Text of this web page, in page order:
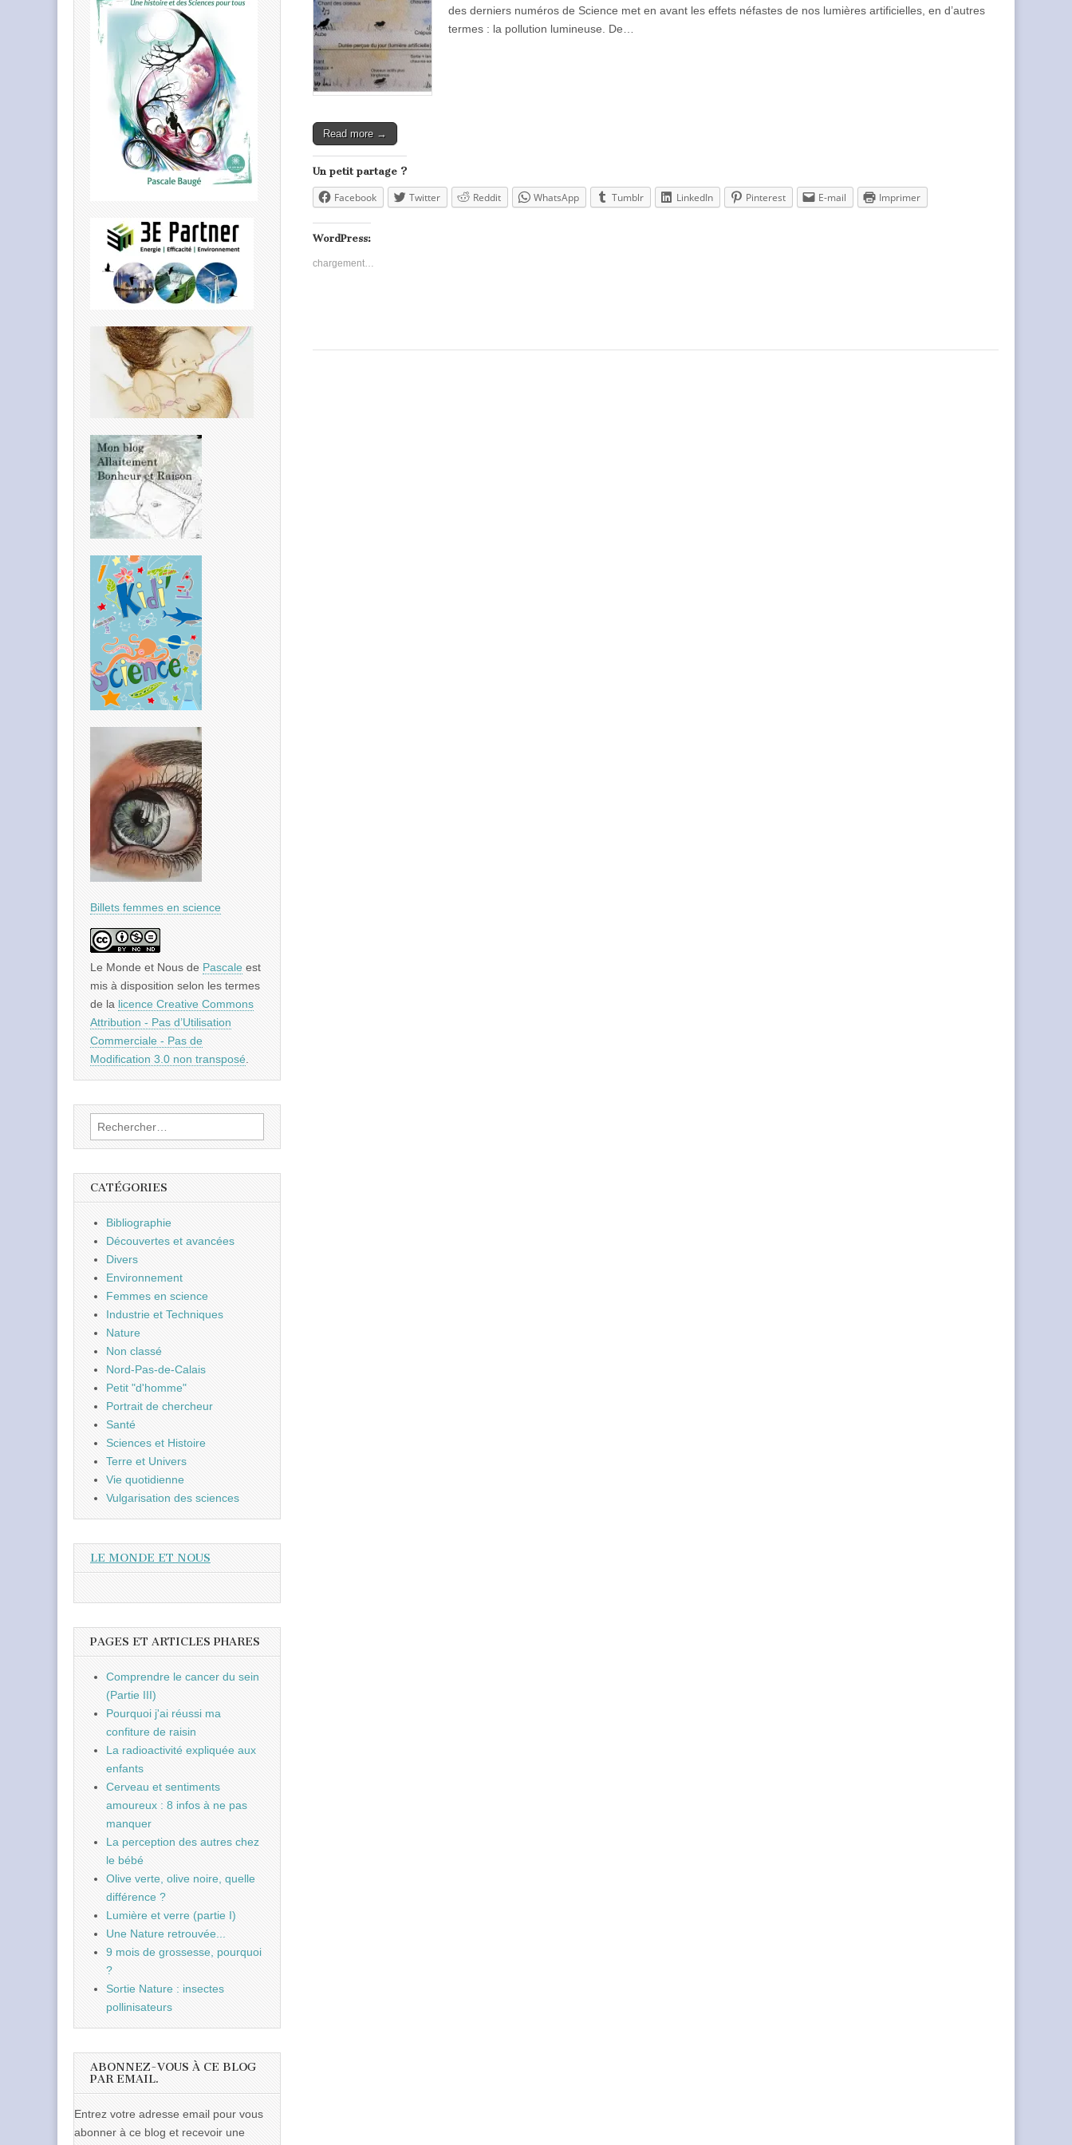
des derniers numéros de Science met en avant les effets néfastes de nos lumières artificielles, en d’autres
termes : la pollution lumineuse. De…
Read more →
Un petit partage ?
Facebook Twitter Reddit WhatsApp Tumblr LinkedIn Pinterest E-mail Imprimer
WordPress:
chargement…
Billets femmes en science
Le Monde et Nous de Pascale est
mis à disposition selon les termes
de la licence Creative Commons
Attribution - Pas d’Utilisation
Commerciale - Pas de
Modification 3.0 non transposé.
Rechercher :
CATÉGORIES
Bibliographie
Découvertes et avancées
Divers
Environnement
Femmes en science
Industrie et Techniques
Nature
Non classé
Nord-Pas-de-Calais
Petit "d'homme"
Portrait de chercheur
Santé
Sciences et Histoire
Terre et Univers
Vie quotidienne
Vulgarisation des sciences
LE MONDE ET NOUS
PAGES ET ARTICLES PHARES
Comprendre le cancer du sein
(Partie III)
Pourquoi j'ai réussi ma
confiture de raisin
La radioactivité expliquée aux
enfants
Cerveau et sentiments
amoureux : 8 infos à ne pas
manquer
La perception des autres chez
le bébé
Olive verte, olive noire, quelle
différence ?
Lumière et verre (partie I)
Une Nature retrouvée...
9 mois de grossesse, pourquoi
?
Sortie Nature : insectes
pollinisateurs
ABONNEZ-VOUS À CE BLOG
PAR EMAIL.
Entrez votre adresse email pour vous
abonner à ce blog et recevoir une